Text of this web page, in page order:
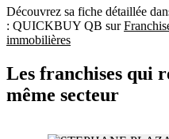
autour de celui-ci, et crée
Vous êtes marchand de biens ?
Ou Agent Immobilier
Et vous souhaitez prendre le
concept novateur qui fera la
concurrentiel ?!
QuickBuy est fait pour vous !!!
Découvrez sa fiche détaillée
: QUICKBUY QB sur
immobilières
Les franchises qui
même secteur